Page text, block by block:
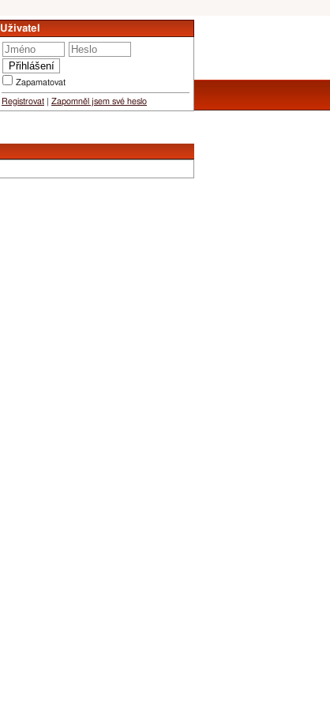
Uživatel
Zapamatovat
Registrovat Zapomněl jsem své heslo